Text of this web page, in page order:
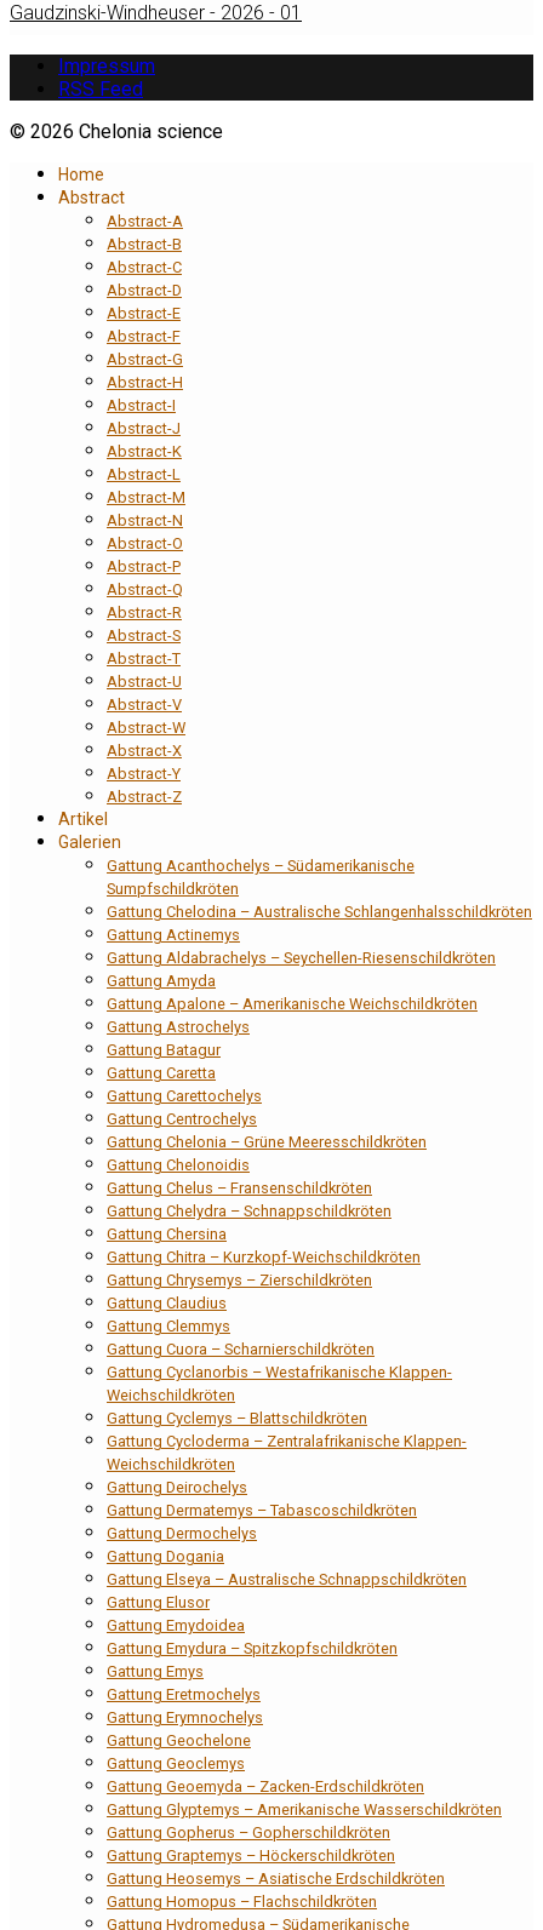
Gaudzinski-Windheuser - 2026 - 01
Impressum
RSS Feed
© 2026 Chelonia science
Home
Abstract
Abstract-A
Abstract-B
Abstract-C
Abstract-D
Abstract-E
Abstract-F
Abstract-G
Abstract-H
Abstract-I
Abstract-J
Abstract-K
Abstract-L
Abstract-M
Abstract-N
Abstract-O
Abstract-P
Abstract-Q
Abstract-R
Abstract-S
Abstract-T
Abstract-U
Abstract-V
Abstract-W
Abstract-X
Abstract-Y
Abstract-Z
Artikel
Galerien
Gattung Acanthochelys – Südamerikanische
Sumpfschildkröten
Gattung Chelodina – Australische Schlangenhalsschildkröten
Gattung Actinemys
Gattung Aldabrachelys – Seychellen-Riesenschildkröten
Gattung Amyda
Gattung Apalone – Amerikanische Weichschildkröten
Gattung Astrochelys
Gattung Batagur
Gattung Caretta
Gattung Carettochelys
Gattung Centrochelys
Gattung Chelonia – Grüne Meeresschildkröten
Gattung Chelonoidis
Gattung Chelus – Fransenschildkröten
Gattung Chelydra – Schnappschildkröten
Gattung Chersina
Gattung Chitra – Kurzkopf-Weichschildkröten
Gattung Chrysemys – Zierschildkröten
Gattung Claudius
Gattung Clemmys
Gattung Cuora – Scharnierschildkröten
Gattung Cyclanorbis – Westafrikanische Klappen-
Weichschildkröten
Gattung Cyclemys – Blattschildkröten
Gattung Cycloderma – Zentralafrikanische Klappen-
Weichschildkröten
Gattung Deirochelys
Gattung Dermatemys – Tabascoschildkröten
Gattung Dermochelys
Gattung Dogania
Gattung Elseya – Australische Schnappschildkröten
Gattung Elusor
Gattung Emydoidea
Gattung Emydura – Spitzkopfschildkröten
Gattung Emys
Gattung Eretmochelys
Gattung Erymnochelys
Gattung Geochelone
Gattung Geoclemys
Gattung Geoemyda – Zacken-Erdschildkröten
Gattung Glyptemys – Amerikanische Wasserschildkröten
Gattung Gopherus – Gopherschildkröten
Gattung Graptemys – Höckerschildkröten
Gattung Heosemys – Asiatische Erdschildkröten
Gattung Homopus – Flachschildkröten
Gattung Hydromedusa – Südamerikanische